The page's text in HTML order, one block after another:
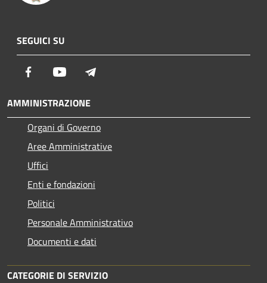
SEGUICI SU
Facebook Youtube
AMMINISTRAZIONE
Organi di Governo
Aree Amministrative
Uffici
Enti e fondazioni
Politici
Personale Amministrativo
Documenti e dati
CATEGORIE DI SERVIZIO